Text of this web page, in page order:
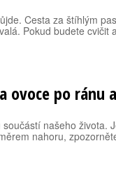
Cesta za štíhlým
Pokud budete cvičit
ovoce po ránu
našeho života.
nahoru,